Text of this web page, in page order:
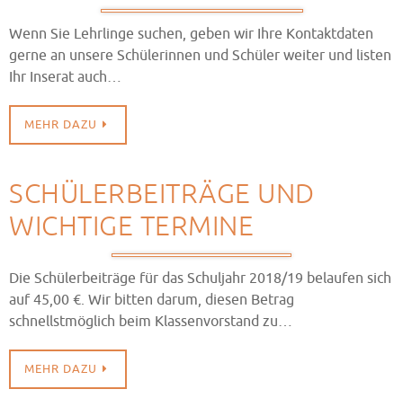
Wenn Sie Lehrlinge suchen, geben wir Ihre Kontaktdaten
gerne an unsere Schülerinnen und Schüler weiter und listen
Ihr Inserat auch…
MEHR DAZU
SCHÜLERBEITRÄGE UND
WICHTIGE TERMINE
Die Schülerbeiträge für das Schuljahr 2018/19 belaufen sich
auf 45,00 €. Wir bitten darum, diesen Betrag
schnellstmöglich beim Klassenvorstand zu…
MEHR DAZU